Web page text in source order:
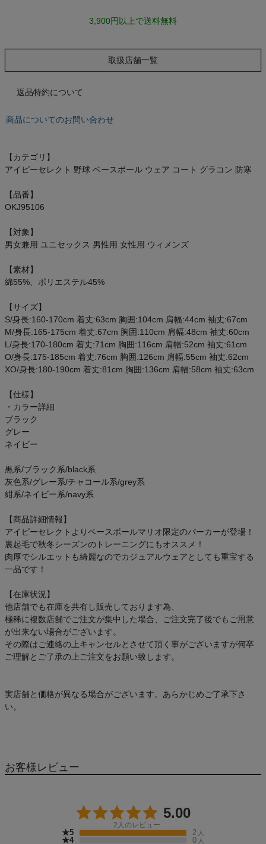
もっと見る
オン On
スポーツマリオTOP
ご利用ガイド
クーポン一覧
プロテイン・サプリメントまとめ買い
アウトレットセール
スタッフコーディネート
3,900円以上で送料無料
取扱店舗一覧
返品特約について
商品についてのお問い合わせ
【カテゴリ】
アイピーセレクト 野球 ベースボール ウェア コート グラコン 防寒
【品番】
OKJ95106
【対象】
男女兼用 ユニセックス 男性用 女性用 ウィメンズ
【素材】
綿55%、ポリエステル45%
【サイズ】
S/身長:160-170cm 着丈:63cm 胸囲:104cm 肩幅:44cm 袖丈:67cm
M/身長:165-175cm 着丈:67cm 胸囲:110cm 肩幅:48cm 袖丈:60cm
L/身長:170-180cm 着丈:71cm 胸囲:116cm 肩幅:52cm 袖丈:61cm
O/身長:175-185cm 着丈:76cm 胸囲:126cm 肩幅:55cm 袖丈:62cm
XO/身長:180-190cm 着丈:81cm 胸囲:136cm 肩幅:58cm 袖丈:63cm
【仕様】
・カラー詳細
ブラック
グレー
ネイビー
黒系/ブラック系/black系
灰色系/グレー系/チャコール系/grey系
紺系/ネイビー系/navy系
【商品詳細情報】
アイピーセレクトよりベースボールマリオ限定のパーカーが登場！
裏起毛で秋冬シーズンのトレーニングにもオススメ！
肉厚でシルエットも綺麗なのでカジュアルウェアとしても重宝する
一品です！
【在庫状況】
他店舗でも在庫を共有し販売しております為、
極稀に複数店舗でご注文が集中した場合、ご注文完了後でもご用意
が出来ない場合がございます。
その際はご連絡の上キャンセルとさせて頂く事がございますが何卒
ご理解とご了承の上ご注文をお願い致します。
実店舗と価格が異なる場合がございます。あらかじめご了承下さ
い。
お客様レビュー
5.00
2 人のレビュー
★5 2 人
★4 0 人